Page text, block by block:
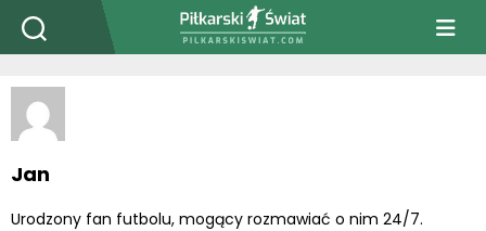
PiłkarskiSwiat.com
Jan
Urodzony fan futbolu, mogący rozmawiać o nim 24/7.